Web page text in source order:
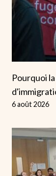
Pourquoi
6 août 2026